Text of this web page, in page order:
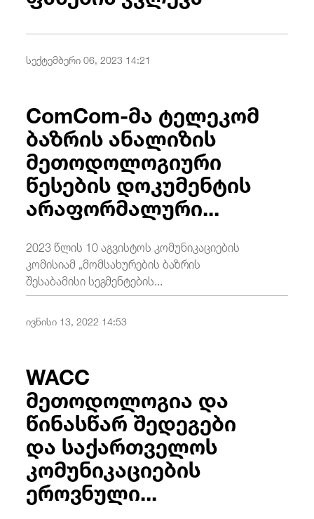
ComCom-მა ტელეკომ
ბაზრის ანალიზის
მეთოდოლოგიური
წესების დოკუმენტის
არაფორმალური...
სექტემბერი 06, 2023 14:21
2023 წლის 10 აგვისტოს კომუნიკაციების
კომისიამ „მომსახურების ბაზრის
შესაბამისი სეგმენტების...
WACC
მეთოდოლოგია და
წინასწარ შედეგები
და საქართველოს
კომუნიკაციების
ეროვნული...
ივნისი 13, 2022 14:53